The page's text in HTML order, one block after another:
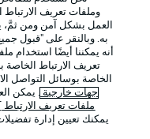
الإعلانات
وملفات تعريف الارتباط
العمل بشكل آمن ومن ثمَّ،
به. وبالنقر على "قبول
أنه يمكننا أيضًا استخدام
تعريف الارتباط الخاصة
الخاصة بوسائل التواصل
جهات خارجية . يمكن
ملفات تعريف الارتباط
يمكنك تعيين إدارة